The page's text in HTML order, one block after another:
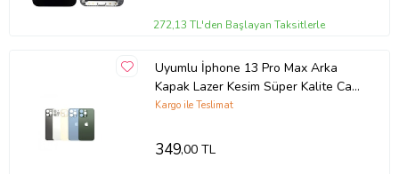
272,13 TL'den Başlayan Taksitlerle
Uyumlu İphone 13 Pro Max Arka
Kapak Lazer Kesim Süper Kalite Cam
-- Mavi
Kargo ile Teslimat
349,00 TL